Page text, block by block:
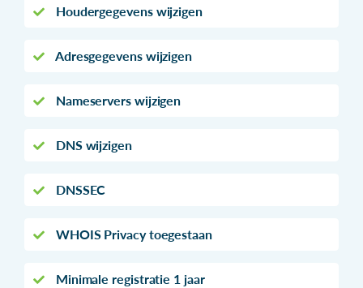
Houdergegevens wijzigen
Adresgegevens wijzigen
Nameservers wijzigen
DNS wijzigen
DNSSEC
WHOIS Privacy toegestaan
Minimale registratie 1 jaar